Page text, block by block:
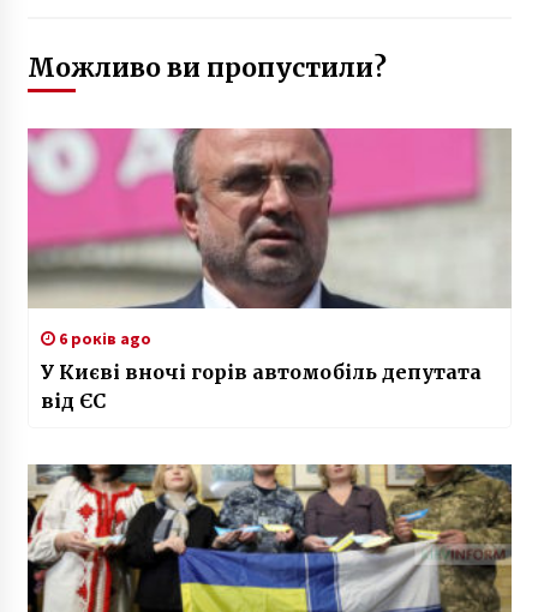
Можливо ви пропустили?
6 років ago
У Києві вночі горів автомобіль депутата
від ЄС